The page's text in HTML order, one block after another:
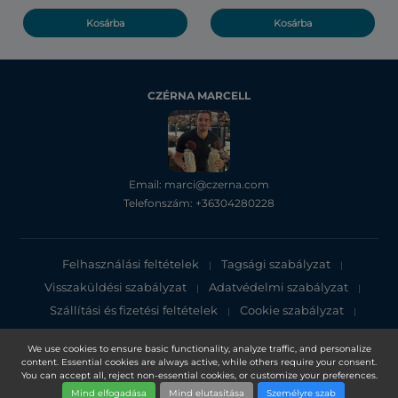
We use cookies to ensure basic functionality, analyze traffic, and personalize
content. Essential cookies are always active, while others require your consent.
You can accept all, reject non-essential cookies, or customize your preferences.
Mind elfogadása
Mind elutasítása Személyre szab
Kosárba Kosárba
CZÉRNA MARCELL
Email: marci@czerna.com
Telefonszám: +36304280228
Felhasználási feltételek | Tagsági szabályzat |
Visszaküldési szabályzat | Adatvédelmi szabályzat |
Szállítási és fizetési feltételek | Cookie szabályzat |
Adatvédelmi tájékoztató
Copyright 2025, DXN Holdings Bhd. 199501033918 (363120-V)